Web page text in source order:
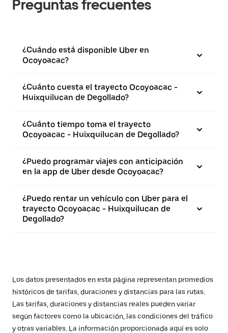
Preguntas frecuentes
¿Cuándo está disponible Uber en
Ocoyoacac?
¿Cuánto cuesta el trayecto Ocoyoacac -
Huixquilucan de Degollado?
¿Cuánto tiempo toma el trayecto
Ocoyoacac - Huixquilucan de Degollado?
¿Puedo programar viajes con anticipación
en la app de Uber desde Ocoyoacac?
¿Puedo rentar un vehículo con Uber para el
trayecto Ocoyoacac - Huixquilucan de
Degollado?
Los datos presentados en esta página representan promedios
históricos de tarifas, duraciones y distancias para las rutas.
Las tarifas, duraciones y distancias reales pueden variar
según factores como la ubicación, las condiciones del tráfico
y otras variables. La información proporcionada aquí es solo